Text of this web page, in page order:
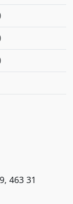
463 31